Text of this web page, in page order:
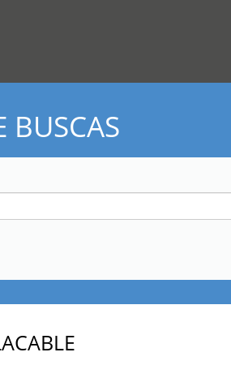
BUSCAS